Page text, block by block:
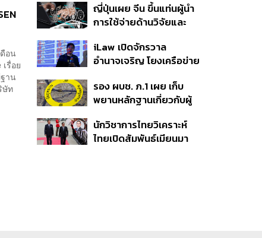
อน
รื่อย
าน
ษัท
อำนาจเจริญโอนเงินให้เจ้า
หน้าที่ กกต. ฝ่ายสืบสวน
ญี่ปุ่นเผย จีน ขึ้นแท่นผู้นำ
การใช้จ่ายด้านวิจัยและ
งานวิจัยถูกอ้างอิงสูงสุด
แซงสหรัฐฯ
iLaw เปิดจักรวาล
อำนาจเจริญ โยงเครือข่าย
สังเกตลงสมัครตรง
คุณสมบัติหรือไม่
รอง ผบช. ภ.1 เผย เก็บ
พยานหลักฐานเกี่ยวกับผู้
ตรวจสอบทั้งหมดแล้ว
นักวิชาการไทยวิเคราะห์
ไทยเปิดสัมพันธ์เมียนมา